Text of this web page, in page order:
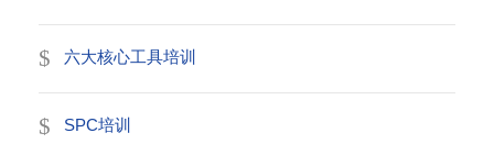
六大核心工具培训
SPC培训